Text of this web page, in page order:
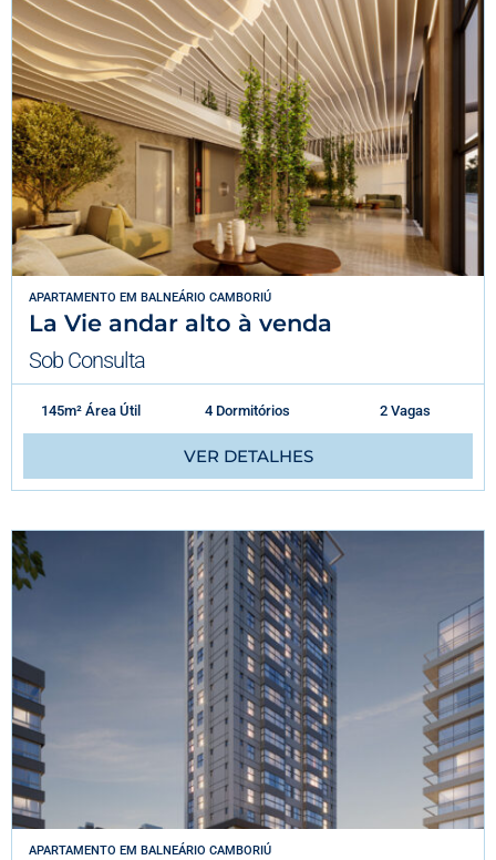
APARTAMENTO EM BALNEÁRIO CAMBORIÚ
La Vie andar alto à venda
Sob Consulta
145m² Área Útil 4 Dormitórios 2 Vagas
VER DETALHES
APARTAMENTO EM BALNEÁRIO CAMBORIÚ